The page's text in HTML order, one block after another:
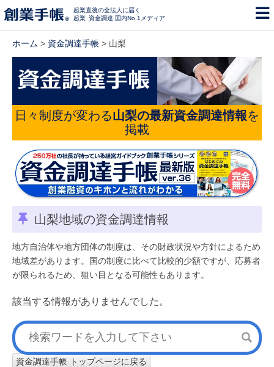
起業直後の全法人に届く
起業･資金調達 国内No.1メディア
ホーム > 資金調達手帳 > 山梨
日々制度が変わる山梨の最新資金調達情報を
掲載
山梨地域の資金調達情報
地方自治体や地方団体の制度は、その財政状況や方針によるため
地域差があります。国の制度に比べて比較的少額ですが、応募者
が限られるため、狙い目となる可能性もあります。
該当する情報がありませんでした。
資金調達手帳 トップページに戻る